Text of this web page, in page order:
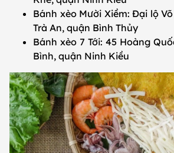
Bánh xèo Mười Xiềm: Đại lộ
Trà An, quận Bình Thủy
Bánh xèo 7 Tới: 45 Hoàng
Bình, quận Ninh Kiều